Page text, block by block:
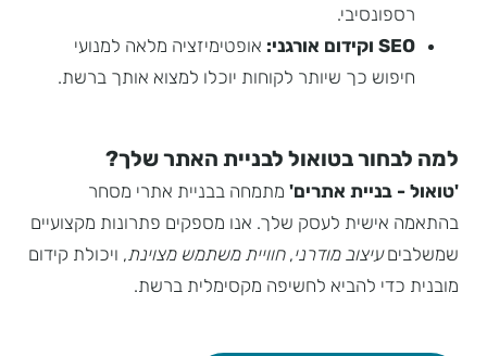
רספונסיבי.
SEO וקידום אורגני:
אופטימיזציה מלאה למנועי
חיפוש כך שיותר לקוחות יוכלו למצוא אותך ברשת.
למה לבחור בטואול לבניית האתר שלך?
'טואול - בניית אתרים' מתמחה בבניית אתרי מסחר
בהתאמה אישית לעסק שלך. אנו מספקים פתרונות מקצועיים
שמשלביםעיצוב מודרני,חוויית משתמש מצוינת, ויכולת קידום
מובנית כדי להביא לחשיפה מקסימלית ברשת.